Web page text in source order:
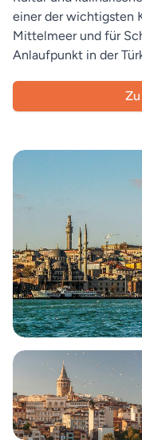
einer der wichtigsten
Mittelmeer und für
Anlaufpunkt in der